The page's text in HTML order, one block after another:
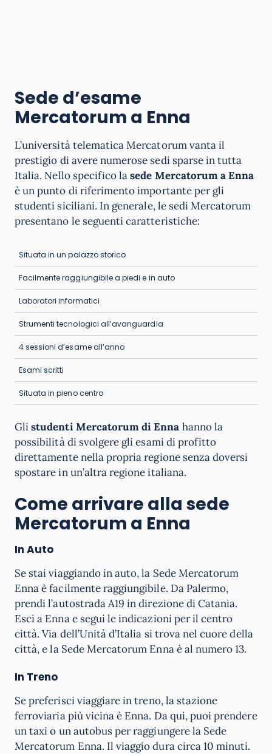
Sede d’esame
Mercatorum a Enna
L’università telematica Mercatorum vanta il
prestigio di avere numerose sedi sparse in tutta
Italia. Nello specifico lasede Mercatorum a Enna
è un punto di riferimento importante per gli
studenti siciliani. In generale, le sedi Mercatorum
presentano le seguenti caratteristiche:
Situata in un palazzo storico
Facilmente raggiungibile a piedi e in auto
Laboratori informatici
Strumenti tecnologici all’avanguardia
4 sessioni d’esame all’anno
Esami scritti
Situata in pieno centro
Glistudenti Mercatorum di Enna hanno la
possibilità di svolgere gli esami di profitto
direttamente nella propria regione senza doversi
spostare in un’altra regione italiana.
Come arrivare alla sede
Mercatorum a Enna
In Auto
Se stai viaggiando in auto, la Sede Mercatorum
Enna è facilmente raggiungibile. Da Palermo,
prendi l’autostrada A19 in direzione di Catania.
Esci a Enna e segui le indicazioni per il centro
città. Via dell’Unità d’Italia si trova nel cuore della
città, e la Sede Mercatorum Enna è al numero 13.
In Treno
Se preferisci viaggiare in treno, la stazione
ferroviaria più vicina è Enna. Da qui, puoi prendere
un taxi o un autobus per raggiungere la Sede
Mercatorum Enna. Il viaggio dura circa 10 minuti.